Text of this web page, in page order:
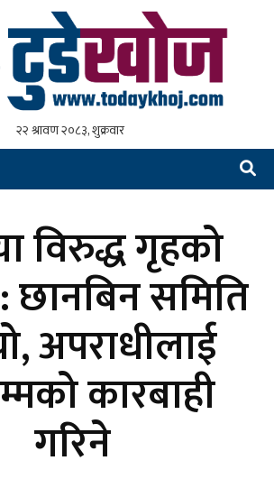
विरुद्ध गृहको
समिति
अपराधीलाई
कारबाही
गरिने